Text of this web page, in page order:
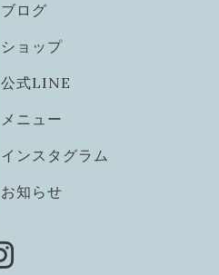
ブログ
ショップ
公式LINE
メニュー
インスタグラム
お知らせ